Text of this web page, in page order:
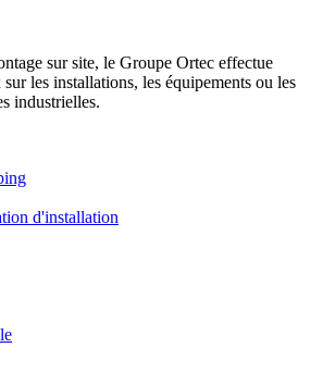
sur site, le Groupe Ortec effectue
sur les installations, les équipements ou les
industrielles.
d'installation